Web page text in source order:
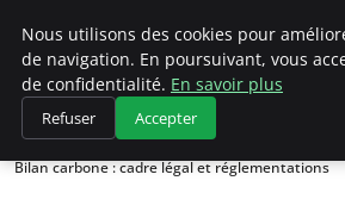
Accueil
Politiques environnementales
Bilan carbone : cadre légal et réglementations
Nous utilisons des cookies pour
de navigation. En poursuivant, vous
de confidentialité. En savoir plus
Refuser Accepter